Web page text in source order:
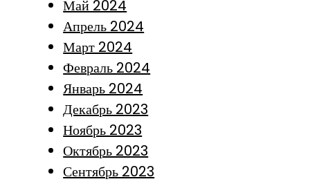
Май 2024
Апрель 2024
Март 2024
Февраль 2024
Январь 2024
Декабрь 2023
Ноябрь 2023
Октябрь 2023
Сентябрь 2023